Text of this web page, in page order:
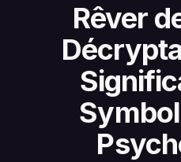
Rêver